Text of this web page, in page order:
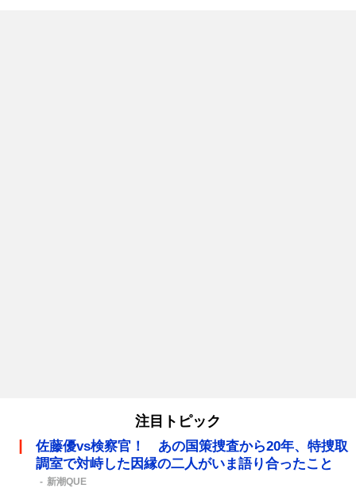
注目トピック
佐藤優vs検察官！ あの国策捜査から20年、特捜取
調室で対峙した因縁の二人がいま語り合ったこと
新潮QUE